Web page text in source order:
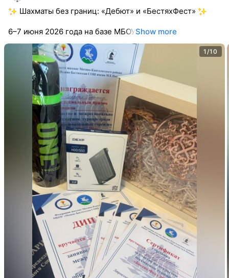
Шахматы без границ: «Дебют» и «БестяхФест»
6–7 июня 2026 года на базе МБОУShow more
1/10